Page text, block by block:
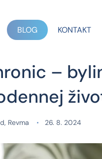
BLOG KONTAKT
–
, Revma 26. 8. 2024